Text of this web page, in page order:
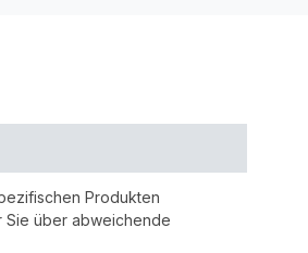
Produkten
Sie über abweichende